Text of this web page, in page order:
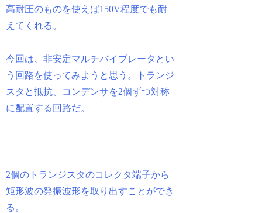
高耐圧のものを使えば150V程度でも耐
えてくれる。
今回は、非安定マルチバイブレータとい
う回路を使ってみようと思う。トランジ
スタと抵抗、コンデンサを2個ずつ対称
に配置する回路だ。
2個のトランジスタのコレクタ端子から
矩形波の発振波形を取り出すことができ
る。